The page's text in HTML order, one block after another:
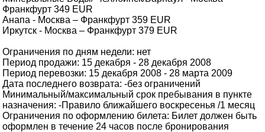
Франкфурт 349 EUR
Анапа - Москва – Франкфурт 359 EUR
Иркутск - Москва – Франкфурт 379 EUR
Ограничения по дням недели: нет
Период продажи: 15 декабря - 28 декабря 2008
Период перевозки: 15 декабря 2008 - 28 марта 2009
Дата последнего возврата: -без ограничений
Минимальный/максимальный срок пребывания в пункте
назначения: -Правило ближайшего воскресенья /1 месяц
Ограничения по оформлению билета: Билет должен быть
оформлен в течение 24 часов после бронирования